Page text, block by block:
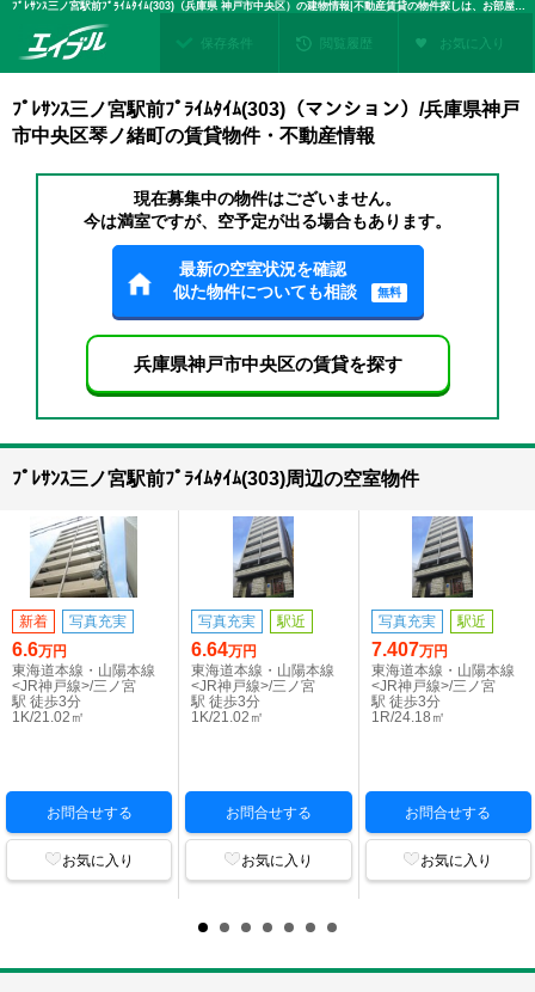
ﾌﾟﾚｻﾝｽ三ノ宮駅前ﾌﾟﾗｲﾑﾀｲﾑ(303)（兵庫県 神戸市中央区）の建物情報|不動産賃貸の物件探しは、お部屋探しのエイブル
保存条件 閲覧履歴 お気に入り
ﾌﾟﾚｻﾝｽ三ノ宮駅前ﾌﾟﾗｲﾑﾀｲﾑ(303)（マンション）/兵庫県神戸
市中央区琴ノ緒町の賃貸物件・不動産情報
現在募集中の物件はございません。
今は満室ですが、空予定が出る場合もあります。
最新の空室状況を確認
似た物件についても相談
無料
兵庫県神戸市中央区の賃貸を探す
ﾌﾟﾚｻﾝｽ三ノ宮駅前ﾌﾟﾗｲﾑﾀｲﾑ(303)周辺の空室物件
新着 写真充実
6.6万円
東海道本線・山陽本線
<JR神戸線>/三ノ宮
駅 徒歩3分
1K/21.02㎡
お問合せする
お気に入り
写真充実 駅近
6.64万円
東海道本線・山陽本線
<JR神戸線>/三ノ宮
駅 徒歩3分
1K/21.02㎡
お問合せする
お気に入り
写真充実 駅近
7.407万円
東海道本線・山陽本線
<JR神戸線>/三ノ宮
駅 徒歩3分
1R/24.18㎡
お問合せする
お気に入り